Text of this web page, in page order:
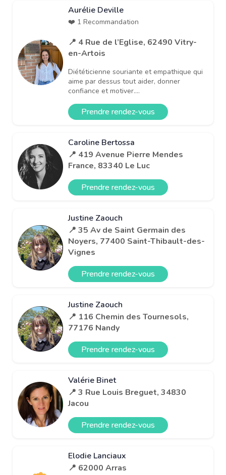
Aurélie Deville
❤️ 1 Recommandation
📍 4 Rue de l’Eglise, 62490 Vitry-
en-Artois
Diététicienne souriante et empathique qui
aime par dessus tout aider, donner
confiance et motiver....
Prendre rendez-vous
Caroline Bertossa
📍 419 Avenue Pierre Mendes
France, 83340 Le Luc
Prendre rendez-vous
Justine Zaouch
📍 35 Av de Saint Germain des
Noyers, 77400 Saint-Thibault-des-
Vignes
Prendre rendez-vous
Justine Zaouch
📍 116 Chemin des Tournesols,
77176 Nandy
Prendre rendez-vous
Valérie Binet
📍 3 Rue Louis Breguet, 34830
Jacou
Prendre rendez-vous
Elodie Lanciaux
📍 62000 Arras